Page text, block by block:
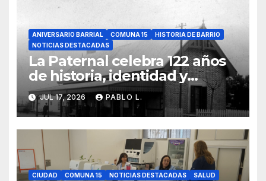
ANIVERSARIO BARRIAL COMUNA 15
HISTORIA DE BARRIO
NOTICIAS DESTACADAS
La Paternal celebra 122 años
de historia, identidad y
memoria barrial
JUL 17, 2026 PABLO L.
CIUDAD COMUNA 15 NOTICIAS DESTACADAS SALUD